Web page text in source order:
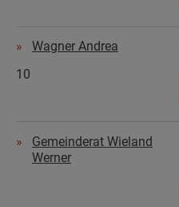
Wagner Andrea
10
Gemeinderat Wieland
Werner